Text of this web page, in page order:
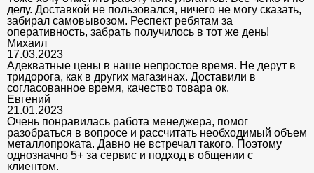
делу. Доставкой не пользовался, ничего не могу сказать,
забирал самовывозом. Респект ребятам за
оперативность, забрать получилось в тот же день!
Михаил
17.03.2023
Адекватные цены в наше непростое время. Не дерут в
тридорога, как в других магазинах. Доставили в
согласованное время, качество товара ок.
Евгений
21.01.2023
Очень понравилась работа менеджера, помог
разобраться в вопросе и рассчитать необходимый объем
металлопроката. Давно не встречал такого. Поэтому
однозначно 5+ за сервис и подход в общении с
клиентом.